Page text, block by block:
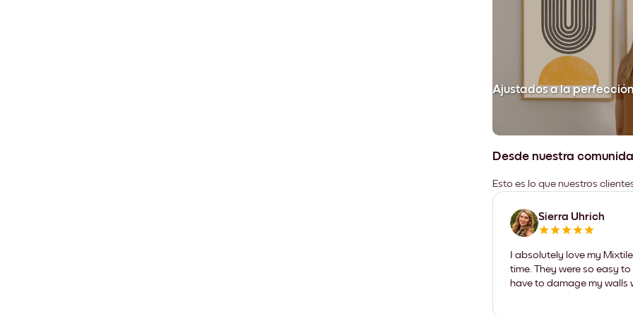
Ajustados a la perfección
Desde nuestra
Esto es lo que nuestros
Sierra Uhrich
I absolutely love my
time. They were so easy
have to damage my walls